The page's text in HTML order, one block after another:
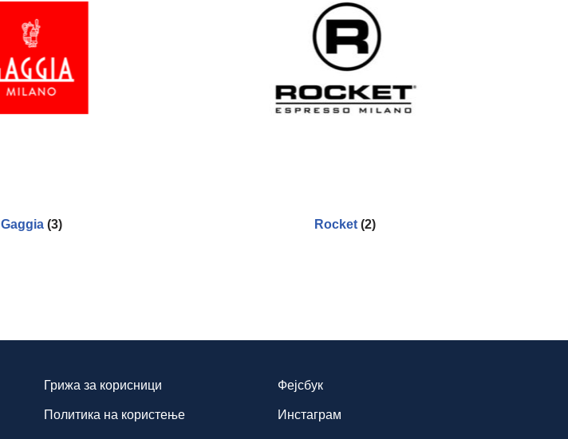
Gaggia (3) Rocket(2)
Грижа за корисници
Политика на користење
Фејсбук
Инстаграм